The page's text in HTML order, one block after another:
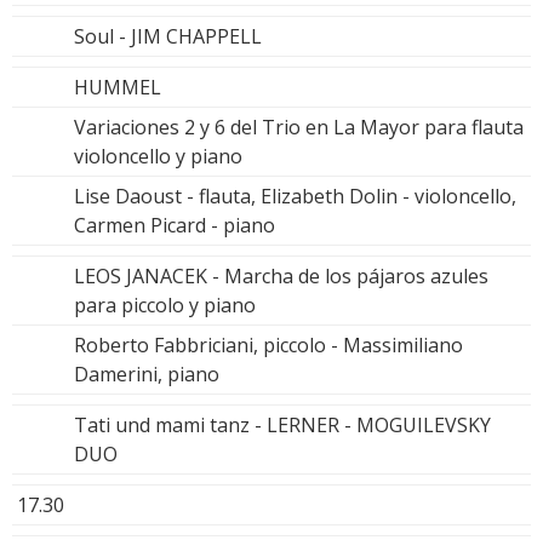
Soul - JIM CHAPPELL
HUMMEL
Variaciones 2 y 6 del Trio en La Mayor para flauta
violoncello y piano
Lise Daoust - flauta, Elizabeth Dolin - violoncello,
Carmen Picard - piano
LEOS JANACEK - Marcha de los pájaros azules
para piccolo y piano
Roberto Fabbriciani, piccolo - Massimiliano
Damerini, piano
Tati und mami tanz - LERNER - MOGUILEVSKY
DUO
17.30